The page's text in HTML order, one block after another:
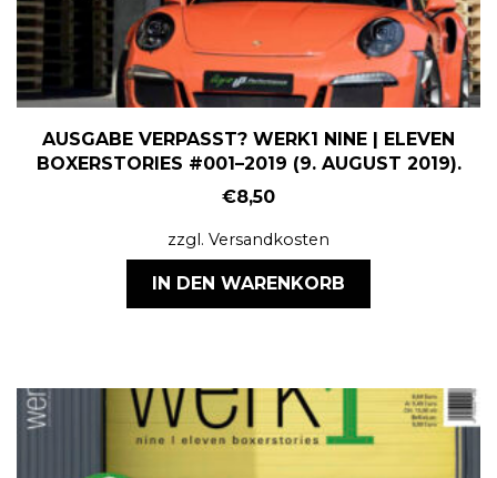
AUSGABE VERPASST? WERK1 NINE | ELEVEN
BOXERSTORIES #001–2019 (9. AUGUST 2019).
€8,50
zzgl. Versandkosten
IN DEN WARENKORB